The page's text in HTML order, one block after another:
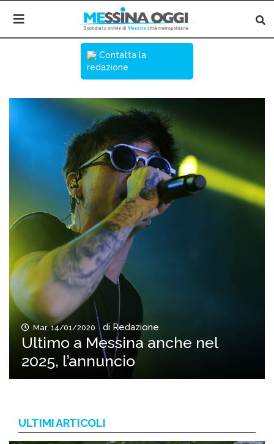
Contatta la
redazione
Mar, 14/01/2020 di Redazione
Ultimo a Messina anche nel
2025, l’annuncio
ULTIMI ARTICOLI